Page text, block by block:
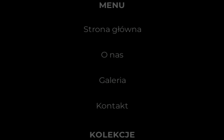
KOLEKCJE
MENU
Strona główna
O nas
Galeria
Kontakt